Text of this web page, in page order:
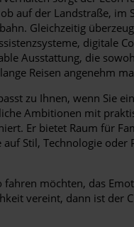
auf der Landstraße, im
Gleichzeitig
digitale
Ausstattung, die
Reisen angenehm
zu Ihnen, wenn Sie
Ambitionen mit
Er bietet Raum für
Stil, Technologie oder
fahren möchten, das
vereint, dann ist der